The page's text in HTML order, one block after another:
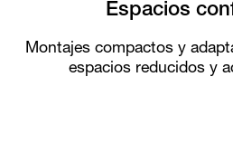
Espacios
Montajes compactos y
espacios reducidos y